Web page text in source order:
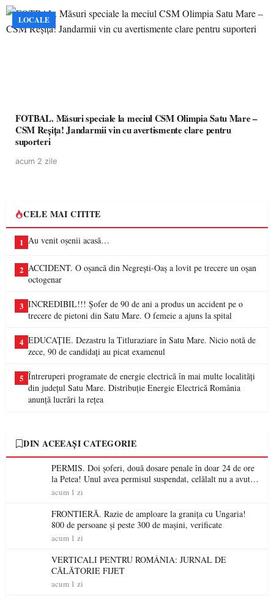
LOCALE
FOTBAL. Măsuri speciale la meciul CSM Olimpia Satu Mare –
CSM Reșița! Jandarmii vin cu avertismente clare pentru
suporteri
acum 2 zile
CELE MAI CITITE
1 Au venit oșenii acasă…
2 ACCIDENT. O oșancă din Negrești-Oaș a lovit pe trecere un oșan
octogenar
3 INCREDIBIL!!! Șofer de 90 de ani a produs un accident pe o
trecere de pietoni din Satu Mare. O femeie a ajuns la spital
4 EDUCAȚIE. Dezastru la Titluraziare în Satu Mare. Nicio notă de
zece, 90 de candidați au picat examenul
5 Întreruperi programate de energie electrică în mai multe localități
din județul Satu Mare. Distribuție Energie Electrică România
anunță lucrări la rețea
DIN ACEEAȘI CATEGORIE
PERMIS. Doi șoferi, două dosare penale în doar 24 de ore
la Petea! Unul avea permisul suspendat, celălalt nu a avut
niciodată permis
acum 1 zi
FRONTIERĂ. Razie de amploare la granița cu Ungaria!
800 de persoane și peste 300 de mașini, verificate
acum 1 zi
VERTICALI PENTRU ROMÂNIA: JURNAL DE
CĂLĂTORIE FIJET
acum 1 zi